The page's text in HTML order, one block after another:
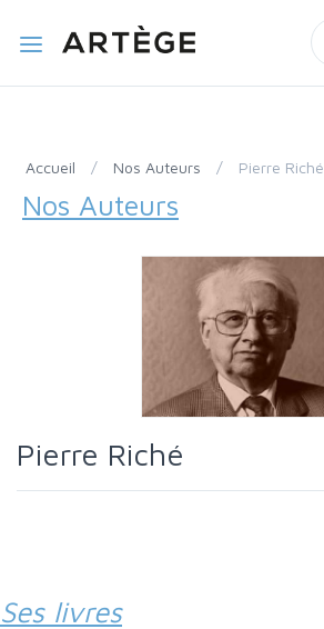
Accueil / Nos Auteurs / Pierre Riché
Nos Auteurs
Pierre Riché
Ses livres